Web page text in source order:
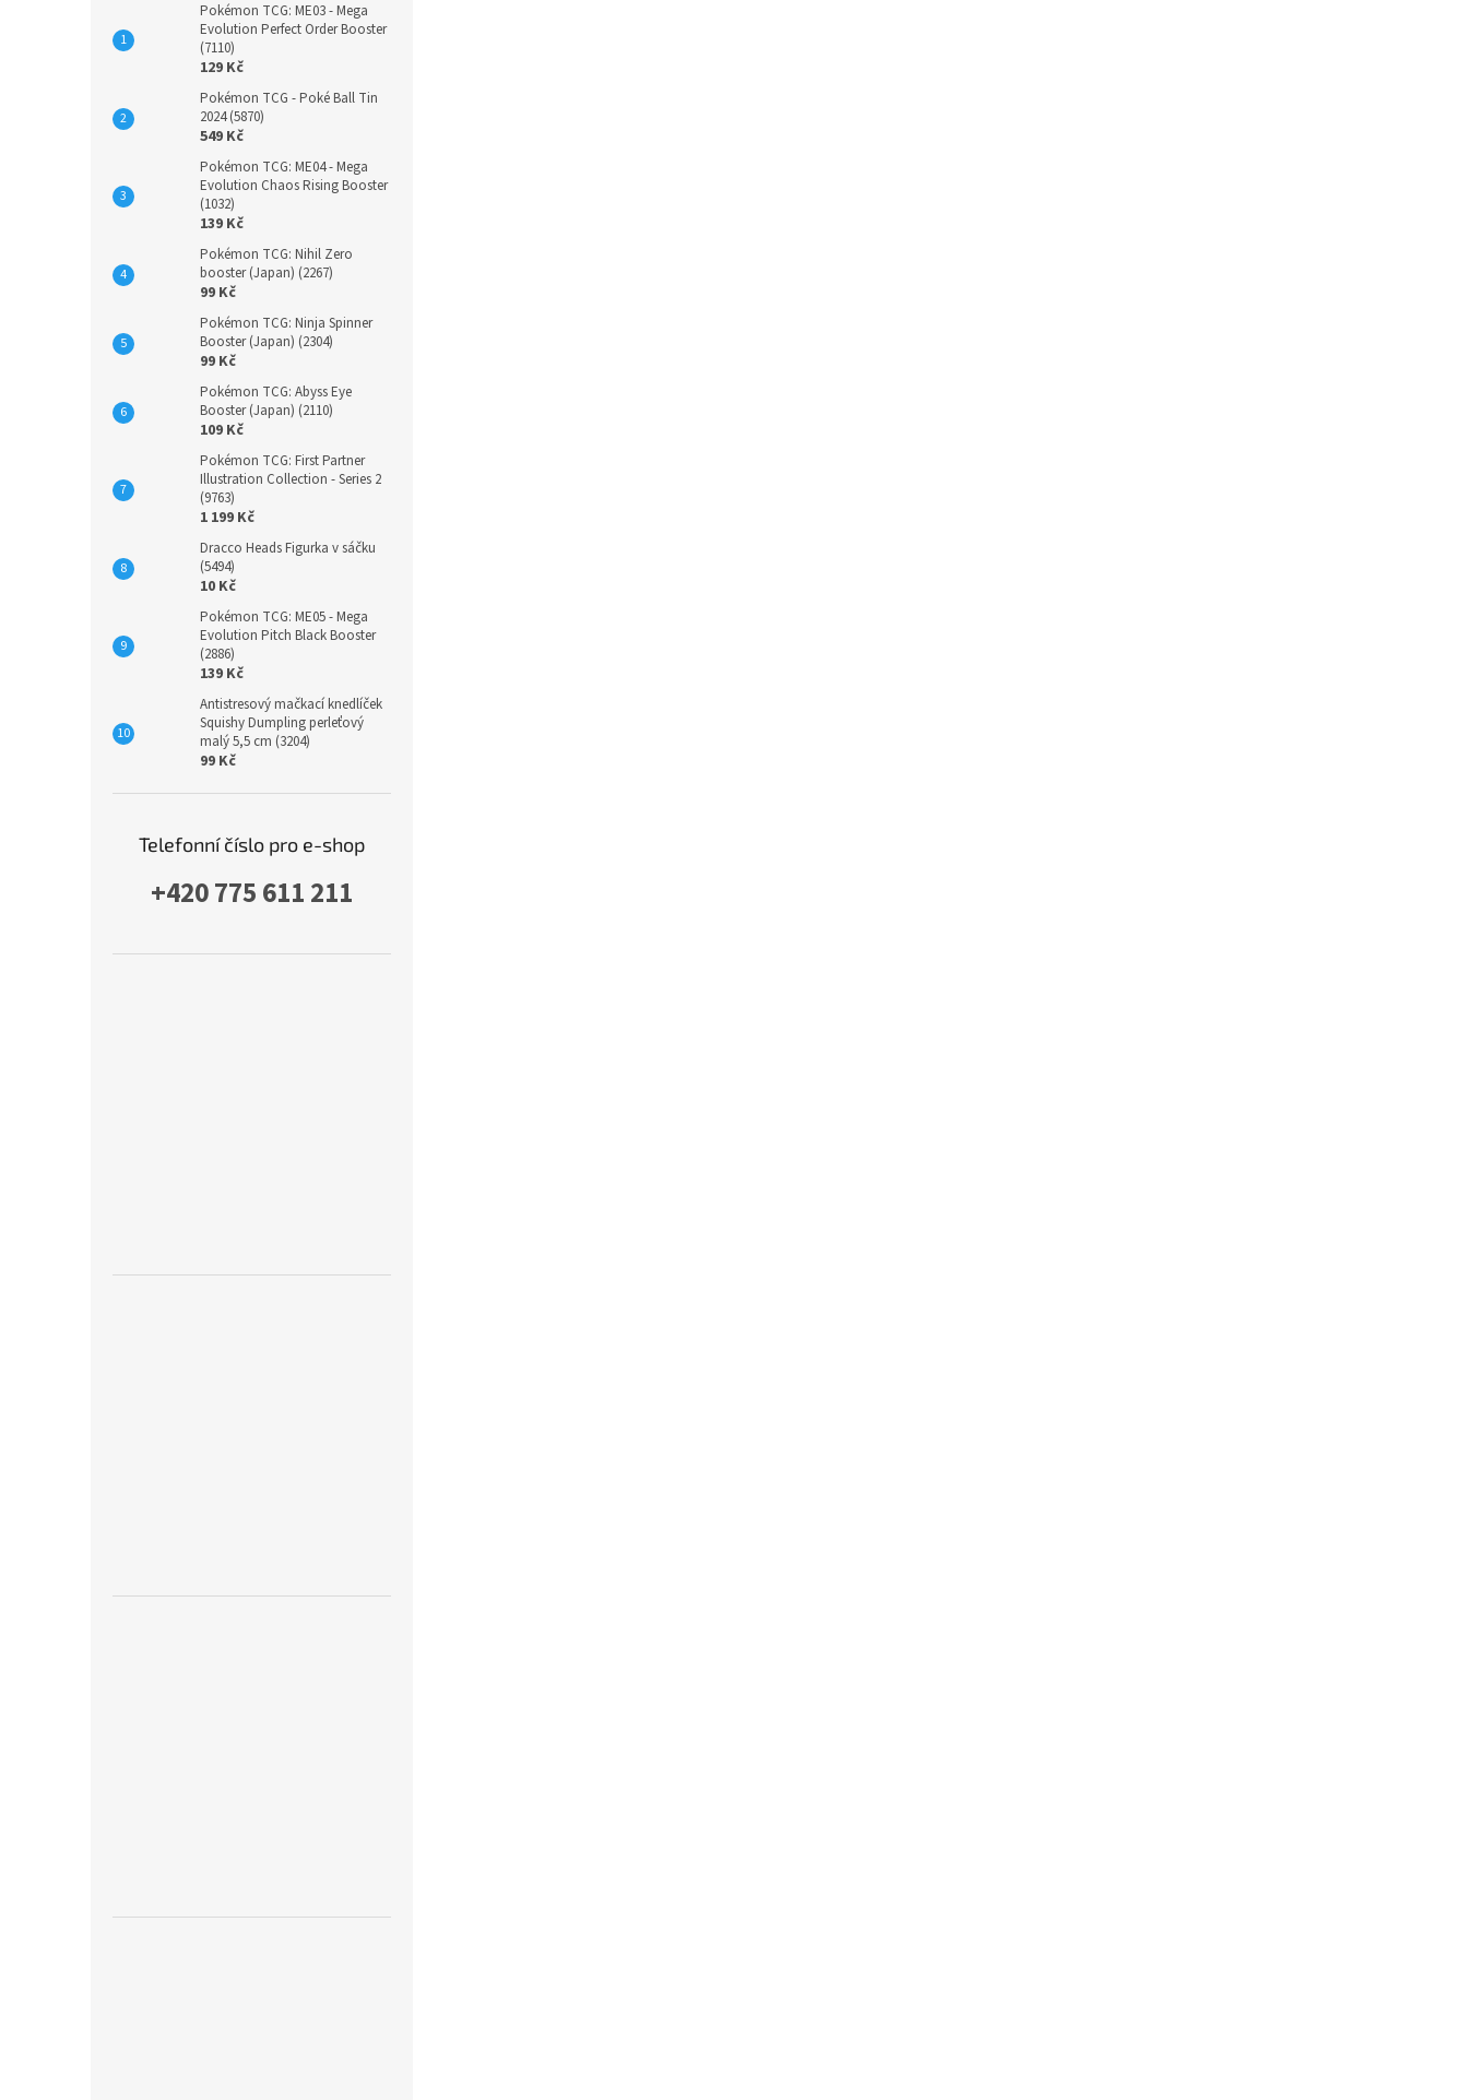
Pokémon TCG: ME03 - Mega
Evolution Perfect Order Booster
(7110)
129 Kč
Pokémon TCG - Poké Ball Tin
2024 (5870)
549 Kč
Pokémon TCG: ME04 - Mega
Evolution Chaos Rising Booster
(1032)
139 Kč
Pokémon TCG: Nihil Zero
booster (Japan) (2267)
99 Kč
Pokémon TCG: Ninja Spinner
Booster (Japan) (2304)
99 Kč
Pokémon TCG: Abyss Eye
Booster (Japan) (2110)
109 Kč
Pokémon TCG: First Partner
Illustration Collection - Series 2
(9763)
1 199 Kč
Dracco Heads Figurka v sáčku
(5494)
10 Kč
Pokémon TCG: ME05 - Mega
Evolution Pitch Black Booster
(2886)
139 Kč
Antistresový mačkací knedlíček
Squishy Dumpling perleťový
malý 5,5 cm (3204)
99 Kč
Telefonní číslo pro e-shop
+420 775 611 211